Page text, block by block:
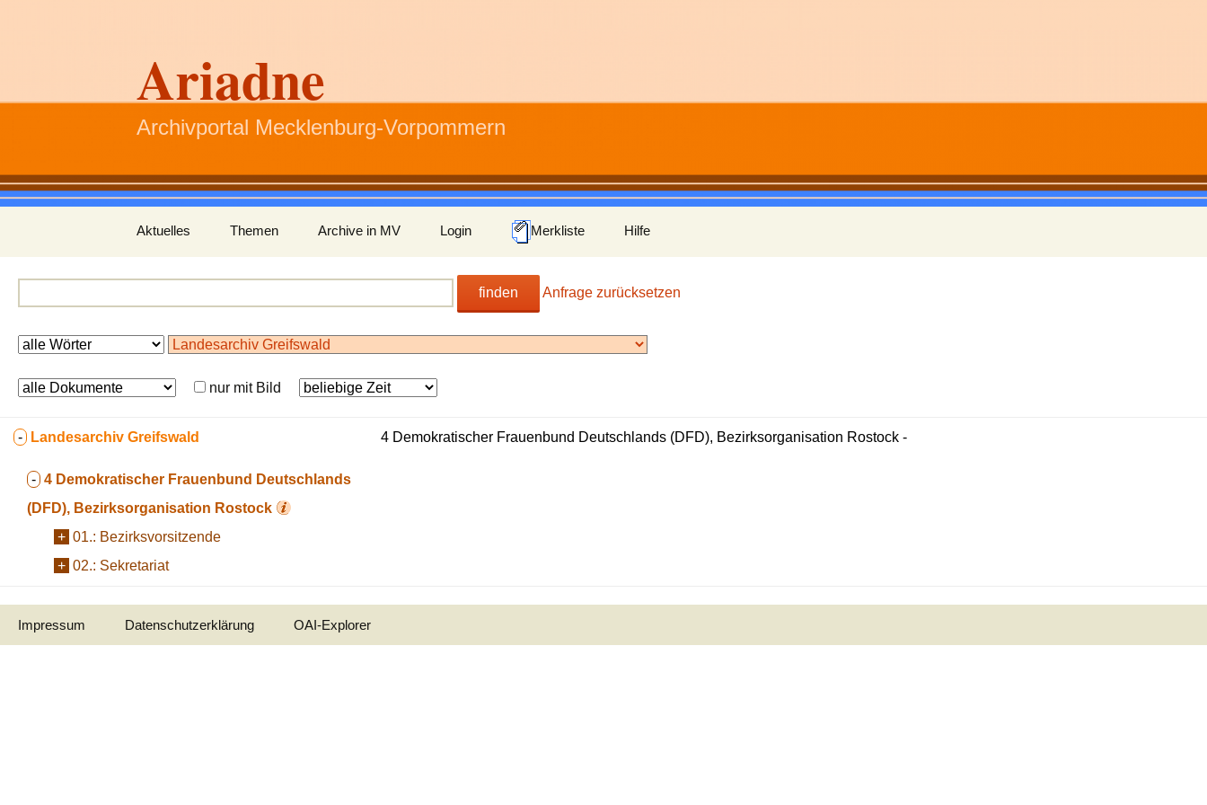
Ariadne
Archivportal Mecklenburg-Vorpommern
Inhalt
springen
Aktuelles Themen Archive in MV Login Merkliste Hilfe
finden Anfrage zurücksetzen
nur mit Bild
- Landesarchiv Greifswald
- 4 Demokratischer Frauenbund Deutschlands
(DFD), Bezirksorganisation Rostock
+ 01.: Bezirksvorsitzende
+ 02.: Sekretariat
4 Demokratischer Frauenbund Deutschlands (DFD), Bezirksorganisation Rostock -
Impressum Datenschutzerklärung OAI-Explorer